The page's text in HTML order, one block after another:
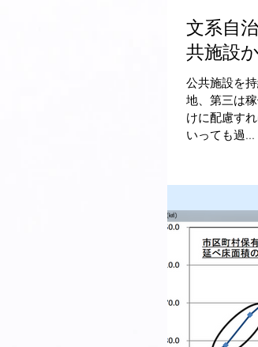
文系自
共施設
公共施設を
地、第三は
けに配慮す
いっても過...